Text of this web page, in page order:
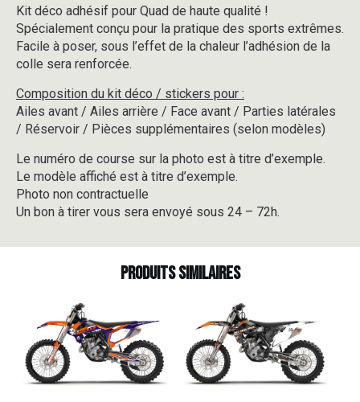
DAVID
THARAN
ORIGINAL
-
METEOR
Kit déco adhésif pour Quad de haute qualité !
Spécialement conçu pour la pratique des sports extrêmes.
Facile à poser, sous l’effet de la chaleur l’adhésion de la
colle sera renforcée.
Composition du kit déco / stickers pour :
Ailes avant / Ailes arrière / Face avant / Parties latérales
/ Réservoir / Pièces supplémentaires (selon modèles)
Le numéro de course sur la photo est à titre d’exemple.
Le modèle affiché est à titre d’exemple.
Photo non contractuelle
Un bon à tirer vous sera envoyé sous 24 – 72h.
Produits similaires